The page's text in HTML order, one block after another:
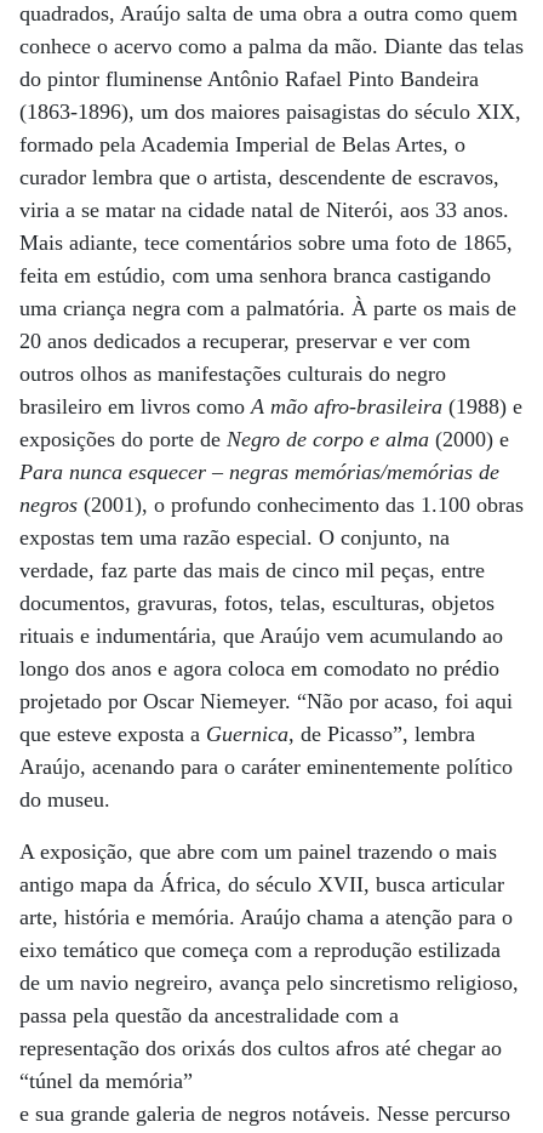
quadrados, Araújo salta de uma obra a outra como quem
conhece o acervo como a palma da mão. Diante das telas
do pintor fluminense Antônio Rafael Pinto Bandeira
(1863-1896), um dos maiores paisagistas do século XIX,
formado pela Academia Imperial de Belas Artes, o
curador lembra que o artista, descendente de escravos,
viria a se matar na cidade natal de Niterói, aos 33 anos.
Mais adiante, tece comentários sobre uma foto de 1865,
feita em estúdio, com uma senhora branca castigando
uma criança negra com a palmatória. À parte os mais de
20 anos dedicados a recuperar, preservar e ver com
outros olhos as manifestações culturais do negro
brasileiro em livros comoA mão afro-brasileira (1988) e
exposições do porte de Negro de corpo e alma (2000) e
Para nunca esquecer – negras memórias/memórias de
negros (2001), o profundo conhecimento das 1.100 obras
expostas tem uma razão especial. O conjunto, na
verdade, faz parte das mais de cinco mil peças, entre
documentos, gravuras, fotos, telas, esculturas, objetos
rituais e indumentária, que Araújo vem acumulando ao
longo dos anos e agora coloca em comodato no prédio
projetado por Oscar Niemeyer. “Não por acaso, foi aqui
que esteve exposta a Guernica, de Picasso”, lembra
Araújo, acenando para o caráter eminentemente político
do museu.
A exposição, que abre com um painel trazendo o mais
antigo mapa da África, do século XVII, busca articular
arte, história e memória. Araújo chama a atenção para o
eixo temático que começa com a reprodução estilizada
de um navio negreiro, avança pelo sincretismo religioso,
passa pela questão da ancestralidade com a
representação dos orixás dos cultos afros até chegar ao
“túnel da memória”
e sua grande galeria de negros notáveis. Nesse percurso